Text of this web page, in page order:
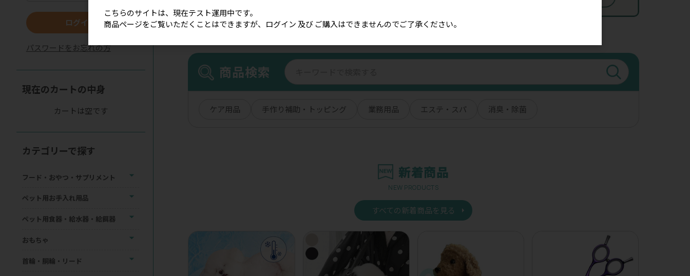
商品検索
ケア用品 手作り補助・トッピング 業務用品 エステ・スパ 消臭・除菌
新着商品
NEW PRODUCTS
すべての新着商品を見る
ログイン
パスワードをお忘れの方
現在のカートの中身
カートは空です
カテゴリーで探す
フード・おやつ・サプリメント
ペット用お手入れ用品
ペット用食器・給水器・給餌器
おもちゃ
首輪・胴輪・リード
こちらのサイトは、現在テスト運用中です。
商品ページをご覧いただくことはできますが、ログイン 及び ご購入はできませんのでご了承ください。